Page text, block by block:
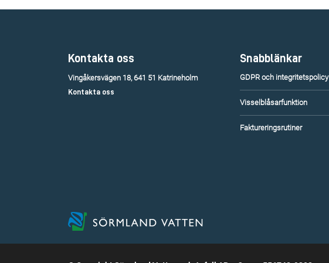
Kontakta oss
Vingåkersvägen 18, 641 51 Katrineholm
Kontakta oss
Snabblänkar
GDPR och integritetspolicy
Visselblåsarfunktion
Faktureringsrutiner